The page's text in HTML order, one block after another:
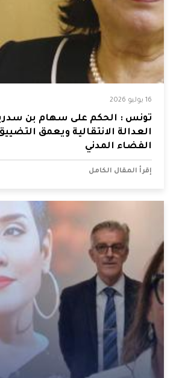
16 يوليو 2026
تونس : الحكم على سهام بن
العدالة الانتقالية ويعمق
الفضاء المدني
إقرأ المقال الكامل